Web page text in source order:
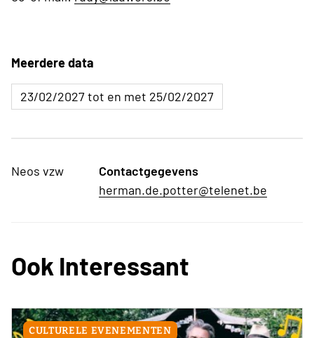
Meerdere data
23/02/2027 tot en met 25/02/2027
Neos vzw
Contactgegevens
herman.de.potter@telenet.be
Ook Interessant
CULTURELE EVENEMENTEN